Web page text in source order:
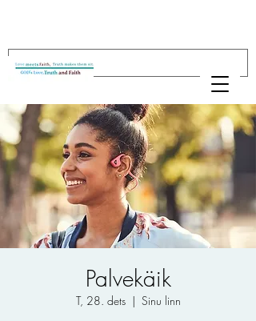
Palvekäik
T, 28. dets
  |
Sinu linn